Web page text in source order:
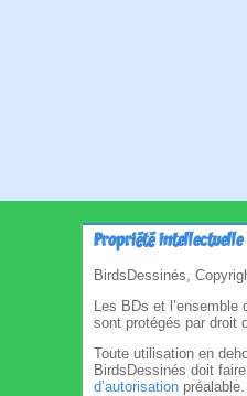
Propriété intellectuelle
BirdsDessinés,
Les BDs et l’ensemble
sont protégés par droit
Toute utilisation en
BirdsDessinés doit faire
d’autorisation préalable.